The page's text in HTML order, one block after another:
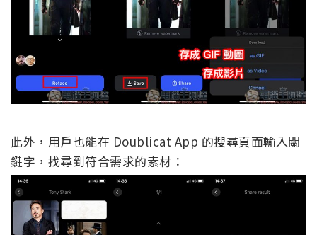
此外，用戶也能在 Doublicat App 的搜尋頁面輸入關
鍵字，找尋到符合需求的素材：